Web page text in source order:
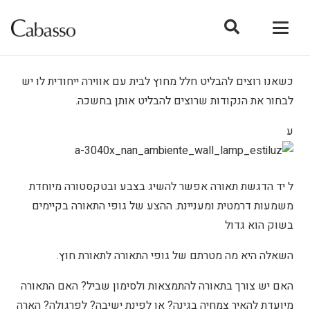
כשאנו רוצים להבליט חלל מחוץ לבית עם אווירה ייחודית לו יש
לבחור את הנקודות שרוצים להבליט אותן בחשכה.
ע
ל יד הדגשת תאורה אפשר להשיג בצבע ובטקסטורה מיוחדת
משמעות דרמטית ומעניינת. ההצע של גופי התאורה בקיימים
בשוק הוא גדול
השאלה היא מה מטרתם של גופי התאורה לתאורת חוץ.
האם יש צורך בתאורה להתמצאות ולסימון שביל? האם התאורה
מיועדת להאיר צמחיה בגינה? או לפינת ישיבה? לפרגולה? הארה